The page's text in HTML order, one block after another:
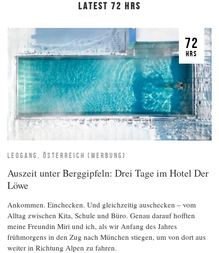
LATEST 72 HRS
72
HRS
LEOGANG, ÖSTERREICH (WERBUNG)
Auszeit unter Berggipfeln: Drei Tage im Hotel Der
Löwe
Ankommen. Einchecken. Und gleichzeitig auschecken – vom
Alltag zwischen Kita, Schule und Büro. Genau darauf hofften
meine Freundin Miri und ich, als wir Anfang des Jahres
frühmorgens in den Zug nach München stiegen, um von dort aus
weiter in Richtung Alpen zu fahren.